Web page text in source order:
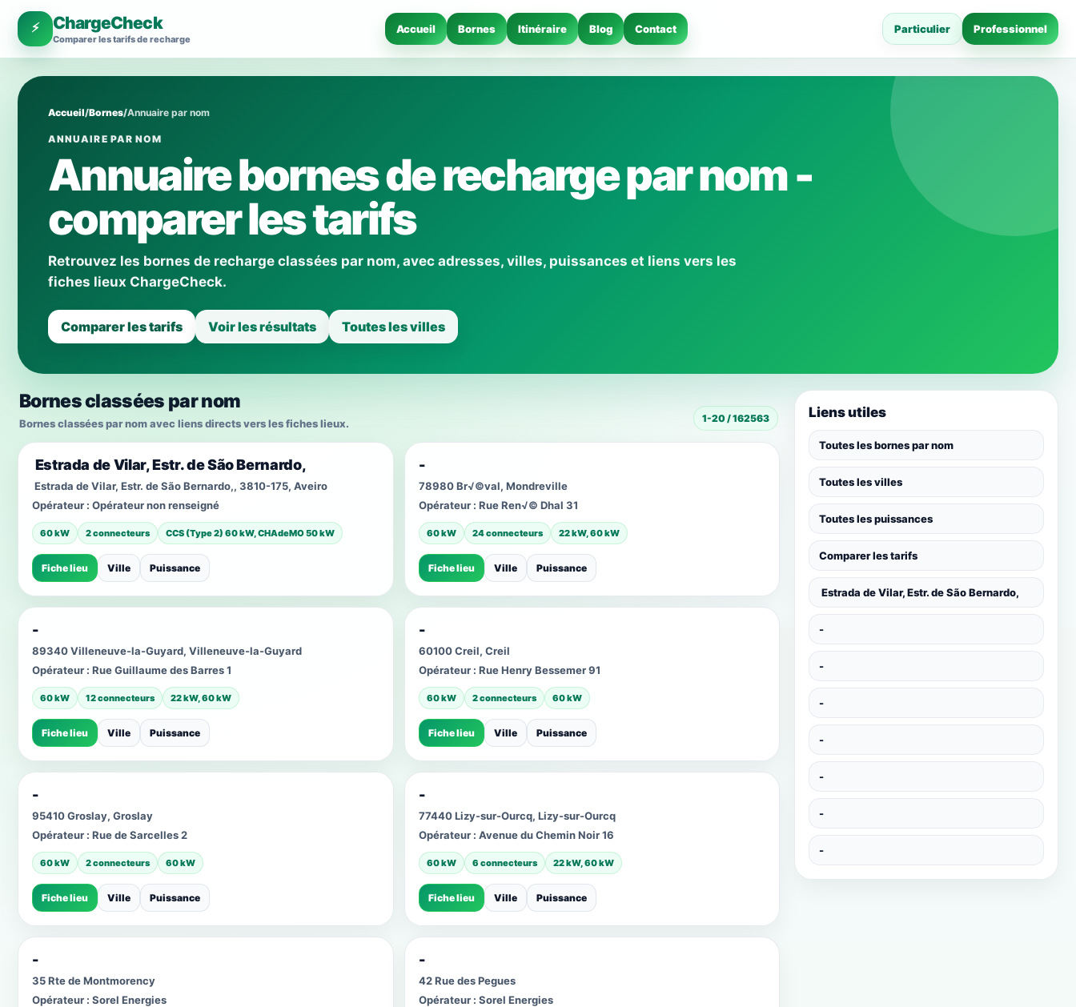
⚡ ChargeCheck
Comparer les tarifs de recharge
Accueil Bornes Itinéraire Blog Contact Particulier Professionnel
Accueil/Bornes/Annuaire par nom
ANNUAIRE PAR NOM
Annuaire bornes de recharge par nom -
comparer les tarifs
Retrouvez les bornes de recharge classées par nom, avec adresses, villes, puissances et liens vers les
fiches lieux ChargeCheck.
Comparer les tarifs Voir les résultats Toutes les villes
Bornes classées par nom
Bornes classées par nom avec liens directs vers les fiches lieux. 1-20 / 162563
Estrada de Vilar, Estr. de São Bernardo,
Estrada de Vilar, Estr. de São Bernardo,, 3810-175, Aveiro
Opérateur : Opérateur non renseigné
60 kW 2 connecteurs CCS (Type 2) 60 kW, CHAdeMO 50 kW
Fiche lieu Ville Puissance
-
78980 Br√©val, Mondreville
Opérateur : Rue Ren√© Dhal 31
60 kW 24 connecteurs 22 kW, 60 kW
Fiche lieu Ville Puissance
-
89340 Villeneuve-la-Guyard, Villeneuve-la-Guyard
Opérateur : Rue Guillaume des Barres 1
60 kW 12 connecteurs 22 kW, 60 kW
Fiche lieu Ville Puissance
-
60100 Creil, Creil
Opérateur : Rue Henry Bessemer 91
60 kW 2 connecteurs 60 kW
Fiche lieu Ville Puissance
-
95410 Groslay, Groslay
Opérateur : Rue de Sarcelles 2
60 kW 2 connecteurs 60 kW
Fiche lieu Ville Puissance
-
77440 Lizy-sur-Ourcq, Lizy-sur-Ourcq
Opérateur : Avenue du Chemin Noir 16
60 kW 6 connecteurs 22 kW, 60 kW
Fiche lieu Ville Puissance
-
35 Rte de Montmorency
Opérateur : Sorel Energies
-
42 Rue des Pegues
Opérateur : Sorel Energies
Liens utiles
Toutes les bornes par nom
Toutes les villes
Toutes les puissances
Comparer les tarifs
Estrada de Vilar, Estr. de São Bernardo,
-
-
-
-
-
-
-